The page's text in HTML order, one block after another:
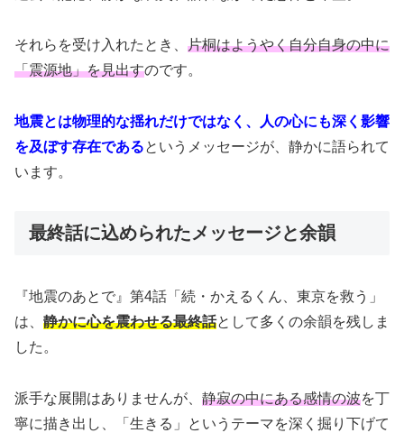
それらを受け入れたとき、 片桐はようやく自分自身の中に
「震源地」を見出すのです。
地震とは物理的な揺れだけではなく、人の心にも深く影響
を及ぼす存在であるというメッセージが、静かに語られて
います。
最終話に込められたメッセージと余韻
『地震のあとで』第4話「続・かえるくん、東京を救う」
は、 静かに心を震わせる最終話として多くの余韻を残しま
した。
派手な展開はありませんが、 静寂の中にある感情の波を丁
寧に描き出し、「生きる」というテーマを深く掘り下げて